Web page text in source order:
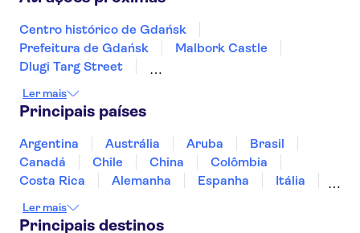
Centro histórico de Gdańsk
Prefeitura de Gdańsk
Malbork Castle
Dlugi Targ Street
Igreja de Santa Maria de Gdańsk
Krakow Old Town
Centro Histórico de Varsóvia
Castelo de Wawel
Museu Estatal de Auschwitz-Birkenau
Rio Vístula
Ler mais
Principais países
Argentina Austrália Aruba
Brasil
Canadá
Chile China
Colômbia
Costa Rica
Alemanha Espanha
Itália
Panamá
Peru
Ler mais
Principais destinos